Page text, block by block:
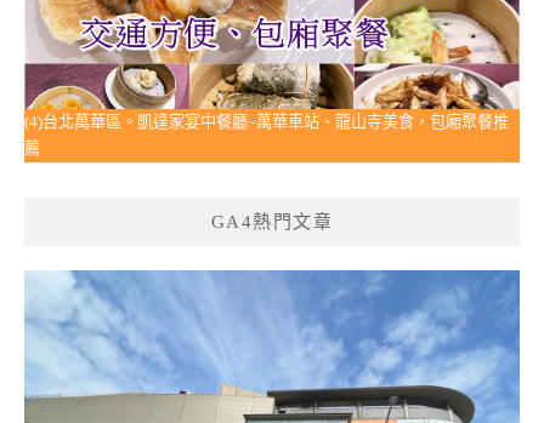
(4)台北萬華區。凱達家宴中餐廳~萬華車站、龍山寺美食，包廂聚餐推
薦
GA4熱門文章